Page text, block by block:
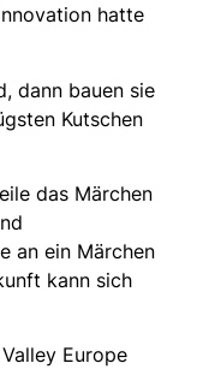
hatte
dann bauen sie
Kutschen
das Märchen
an ein Märchen
kann sich
Europe